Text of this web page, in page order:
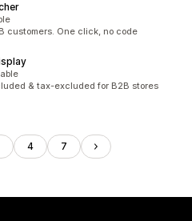
customers. One click, no code
& tax-excluded for B2B stores
4 7